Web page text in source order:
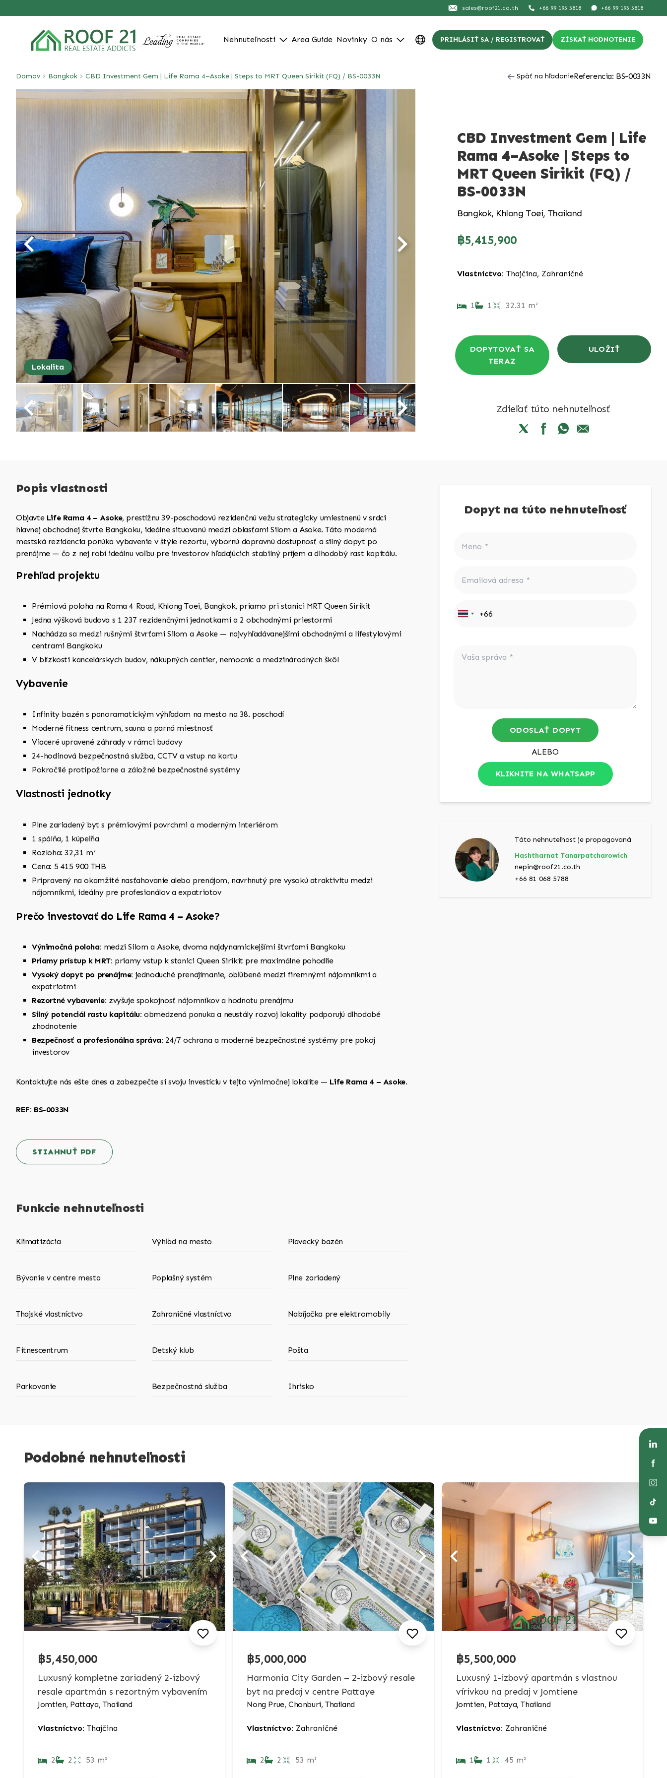
sales@roof21.co.th +66 99 195 5818 +66 99 195 5818
Nehnuteľnosti Area Guide Novinky O nás PRIHLÁSIŤ SA / REGISTROVAŤ ZÍSKAŤ HODNOTENIE
Domov > Bangkok > CBD Investment Gem | Life Rama 4–Asoke | Steps to MRT Queen Sirikit (FQ) / BS-0033N Späť na hľadanieReferencia: BS-0033N
Lokalita
CBD Investment Gem | Life
Rama 4–Asoke | Steps to
MRT Queen Sirikit (FQ) /
BS-0033N
Bangkok, Khlong Toei, Thailand
฿5,415,900
Vlastníctvo: Thajčina, Zahraničné
1 1 32.31 m²
DOPYTOVAŤ SA
TERAZ
ULOŽIŤ
Zdieľať túto nehnuteľnosť
Popis vlastnosti
Objavte Life Rama 4 – Asoke, prestížnu 39-poschodovú rezidenčnú vežu strategicky umiestnenú v srdci
hlavnej obchodnej štvrte Bangkoku, ideálne situovanú medzi oblasťami Silom a Asoke. Táto moderná
mestská rezidencia ponúka vybavenie v štýle rezortu, výbornú dopravnú dostupnosť a silný dopyt po
prenájme — čo z nej robí ideálnu voľbu pre investorov hľadajúcich stabilný príjem a dlhodobý rast kapitálu.
Prehľad projektu
Prémiová poloha na Rama 4 Road, Khlong Toei, Bangkok, priamo pri stanici MRT Queen Sirikit
Jedna výšková budova s 1 237 rezidenčnými jednotkami a 2 obchodnými priestormi
Nachádza sa medzi rušnými štvrťami Silom a Asoke — najvyhľadávanejšími obchodnými a lifestylovými
centrami Bangkoku
V blízkosti kancelárskych budov, nákupných centier, nemocníc a medzinárodných škôl
Vybavenie
Infinity bazén s panoramatickým výhľadom na mesto na 38. poschodí
Moderné fitness centrum, sauna a parná miestnosť
Viaceré upravené záhrady v rámci budovy
24-hodinová bezpečnostná služba, CCTV a vstup na kartu
Pokročilé protipožiarne a záložné bezpečnostné systémy
Vlastnosti jednotky
Plne zariadený byt s prémiovými povrchmi a moderným interiérom
1 spálňa, 1 kúpeľňa
Rozloha: 32,31 m²
Cena: 5 415 900 THB
Pripravený na okamžité nasťahovanie alebo prenájom, navrhnutý pre vysokú atraktivitu medzi
nájomníkmi, ideálny pre profesionálov a expatriotov
Prečo investovať do Life Rama 4 – Asoke?
Výnimočná poloha: medzi Silom a Asoke, dvoma najdynamickejšími štvrťami Bangkoku
Priamy prístup k MRT: priamy vstup k stanici Queen Sirikit pre maximálne pohodlie
Vysoký dopyt po prenájme: jednoduché prenajímanie, obľúbené medzi firemnými nájomníkmi a
expatriotmi
Rezortné vybavenie: zvyšuje spokojnosť nájomníkov a hodnotu prenájmu
Silný potenciál rastu kapitálu: obmedzená ponuka a neustály rozvoj lokality podporujú dlhodobé
zhodnotenie
Bezpečnosť a profesionálna správa: 24/7 ochrana a moderné bezpečnostné systémy pre pokoj
investorov
Kontaktujte nás ešte dnes a zabezpečte si svoju investíciu v tejto výnimočnej lokalite — Life Rama 4 – Asoke.
REF: BS-0033N
STIAHNUŤ PDF
Funkcie nehnuteľnosti
Klimatizácia Výhľad na mesto Plavecký bazén
Bývanie v centre mesta Poplašný systém Plne zariadený
Thajské vlastníctvo Zahraničné vlastníctvo Nabíjačka pre elektromobily
Fitnescentrum Detský klub Pošta
Parkovanie Bezpečnostná služba Ihrisko
Dopyt na túto nehnuteľnosť
ODOSLAŤ DOPYT
ALEBO
KLIKNITE NA WHATSAPP
Táto nehnuteľnosť je propagovaná
Hashtharnat Tanarpatcharowich
nepin@roof21.co.th
+66 81 068 5788
Podobné nehnuteľnosti
฿5,450,000
Luxusný kompletne zariadený 2-izbový
resale apartmán s rezortným vybavením
Jomtien, Pattaya, Thailand
Vlastníctvo: Thajčina
2 2 53 m²
฿5,000,000
Harmonia City Garden – 2-izbový resale
byt na predaj v centre Pattaye
Nong Prue, Chonburi, Thailand
Vlastníctvo: Zahraničné
2 2 53 m²
฿5,500,000
Luxusný 1-izbový apartmán s vlastnou
vírivkou na predaj v Jomtiene
Jomtien, Pattaya, Thailand
Vlastníctvo: Zahraničné
1 1 45 m²